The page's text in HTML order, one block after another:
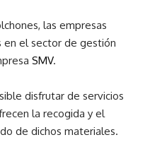
las empresas
en el sector de gestión
SMV.
disfrutar de servicios
la recogida y el
de dichos materiales.